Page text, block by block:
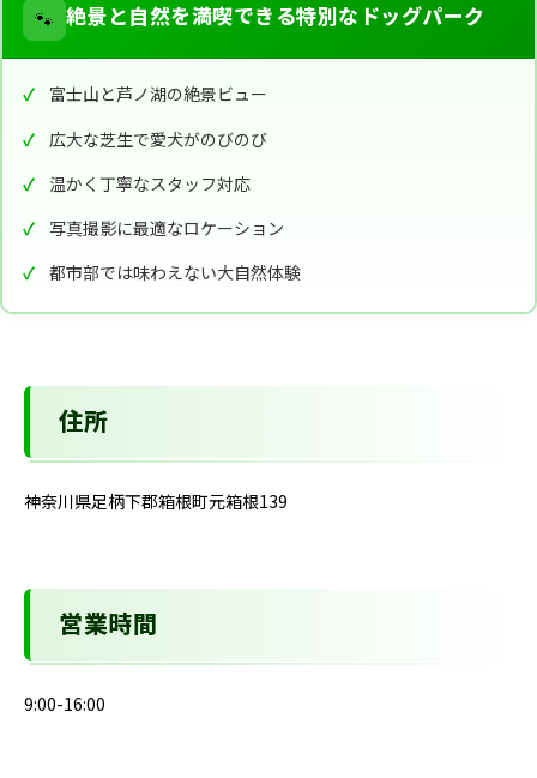
🐾 絶景と自然を満喫できる特別なドッグパーク
富士山と芦ノ湖の絶景ビュー
広大な芝生で愛犬がのびのび
温かく丁寧なスタッフ対応
写真撮影に最適なロケーション
都市部では味わえない大自然体験
住所
神奈川県足柄下郡箱根町元箱根139
営業時間
9:00-16:00